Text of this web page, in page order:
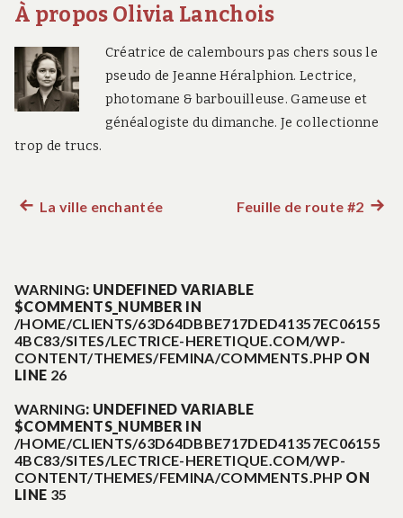
À propos Olivia Lanchois
Créatrice de calembours pas chers sous le
pseudo de Jeanne Héralphion. Lectrice,
photomane & barbouilleuse. Gameuse et
généalogiste du dimanche. Je collectionne
trop de trucs.
l’article
Article
La ville enchantée Feuille de route #2
WARNING: UNDEFINED VARIABLE
$COMMENTS_NUMBER IN
/HOME/CLIENTS/63D64DBBE717DED41357EC06155
4BC83/SITES/LECTRICE-HERETIQUE.COM/WP-
CONTENT/THEMES/FEMINA/COMMENTS.PHP ON
LINE 26
WARNING: UNDEFINED VARIABLE
$COMMENTS_NUMBER IN
/HOME/CLIENTS/63D64DBBE717DED41357EC06155
4BC83/SITES/LECTRICE-HERETIQUE.COM/WP-
CONTENT/THEMES/FEMINA/COMMENTS.PHP ON
LINE 35